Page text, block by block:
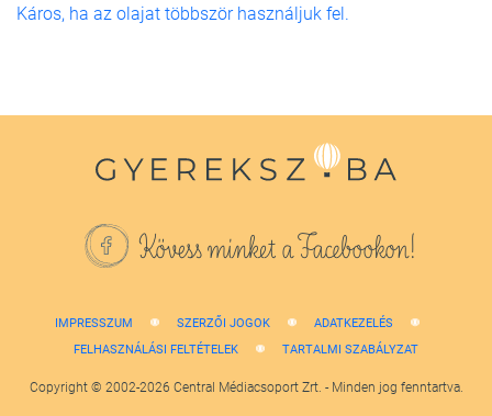
Káros, ha az olajat többször használjuk fel.
Kövess minket a Facebookon!
IMPRESSZUM SZERZŐI JOGOK
ADATKEZELÉS
FELHASZNÁLÁSI FELTÉTELEK
TARTALMI SZABÁLYZAT
Copyright © 2002-2026 Central Médiacsoport Zrt. - Minden jog fenntartva.